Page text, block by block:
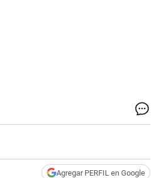
Agregar PERFIL en Google